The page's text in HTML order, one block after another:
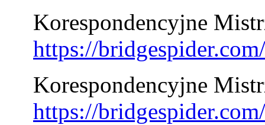
Korespondencyjne
https://
Korespondencyjne
https://